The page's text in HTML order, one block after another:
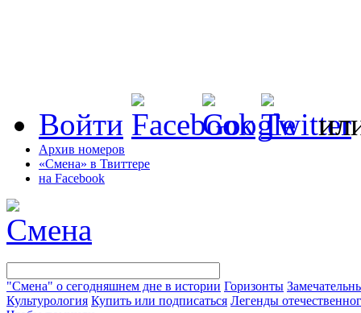
Войти
Архив номеров
«Смена» в Твиттере
на Facebook
"Смена" о сегодняшнем дне в истории Горизонты
Культурология Купить или подписаться Легенды